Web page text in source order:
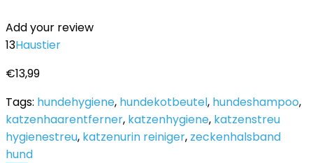
Add your review
13Haustier
€13,99
Tags: hundehygiene, hundekotbeutel, hundeshampoo,
katzenhaarentferner, katzenhygiene, katzenstreu
hygienestreu, katzenurin reiniger, zeckenhalsband
hund